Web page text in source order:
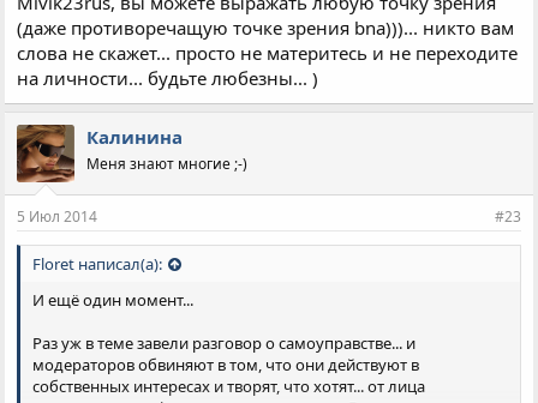
(даже противоречащую точке зрения bna)))... никто вам
слова не скажет... просто не материтесь и не переходите
на личности... будьте любезны... )
Калинина
Меня знают многие ;-)
5 Июл 2014 #23
Floret написал(а):
И ещё один момент...
Раз уж в теме завели разговор о самоуправстве... и
модераторов обвиняют в том, что они действуют в
собственных интересах и творят, что хотят... от лица